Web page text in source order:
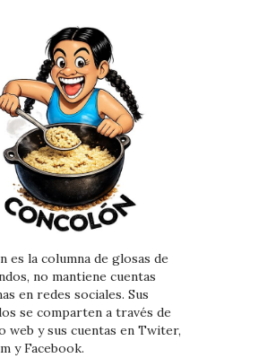
es la columna de glosas de
no mantiene cuentas
en redes sociales. Sus
se comparten a través de
web y sus cuentas en Twiter,
y Facebook.